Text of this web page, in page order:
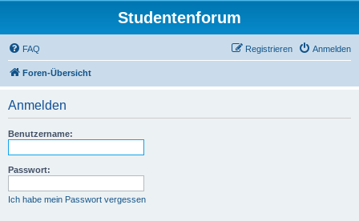
Studentenforum
FAQ Anmelden
Registrieren
Foren-Übersicht
Anmelden
Benutzername:
Passwort:
Ich habe mein Passwort vergessen